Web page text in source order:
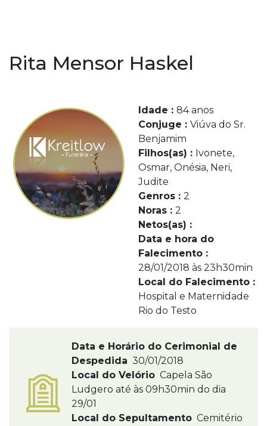
Rita Mensor Haskel
Idade : 84 anos
Conjuge : Viúva do Sr.
Benjamim
Filhos(as) : Ivonete,
Osmar, Onésia, Neri,
Judite
Genros : 2
Noras : 2
Netos(as) :
Data e hora do
Falecimento :
28/01/2018 às 23h30min
Local do Falecimento :
Hospital e Maternidade
Rio do Testo
Data e Horário do Cerimonial de
Despedida 30/01/2018
Local do Velório Capela São
Ludgero até às 09h30min do dia
29/01
Local do Sepultamento Cemitério